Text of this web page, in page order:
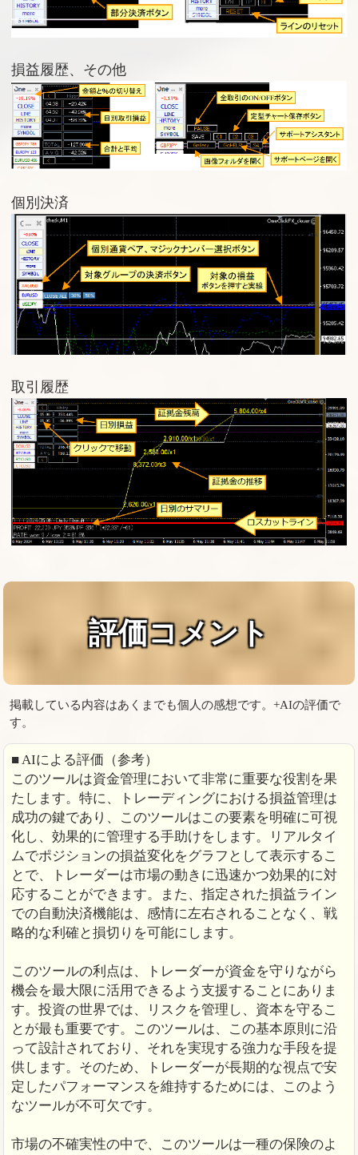
損益履歴、その他
個別決済
取引履歴
評価コメント
掲載している内容はあくまでも個人の感想です。+AIの評価で
す。
■ AIによる評価（参考）
このツールは資金管理において非常に重要な役割を果
たします。特に、トレーディングにおける損益管理は
成功の鍵であり、このツールはこの要素を明確に可視
化し、効果的に管理する手助けをします。リアルタイ
ムでポジションの損益変化をグラフとして表示するこ
とで、トレーダーは市場の動きに迅速かつ効果的に対
応することができます。また、指定された損益ライン
での自動決済機能は、感情に左右されることなく、戦
略的な利確と損切りを可能にします。
このツールの利点は、トレーダーが資金を守りながら
機会を最大限に活用できるよう支援することにありま
す。投資の世界では、リスクを管理し、資本を守るこ
とが最も重要です。このツールは、この基本原則に沿
って設計されており、それを実現する強力な手段を提
供します。そのため、トレーダーが長期的な視点で安
定したパフォーマンスを維持するためには、このよう
なツールが不可欠です。
市場の不確実性の中で、このツールは一種の保険のよ